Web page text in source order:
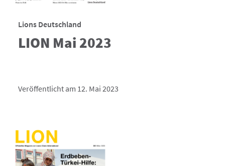
Lions Deutschland
LION Mai 2023
Veröffentlicht am 12. Mai 2023